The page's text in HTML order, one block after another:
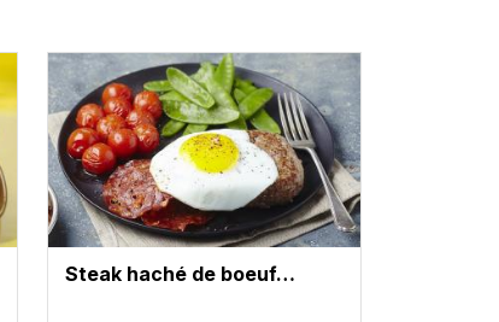
Steak haché de boeuf…